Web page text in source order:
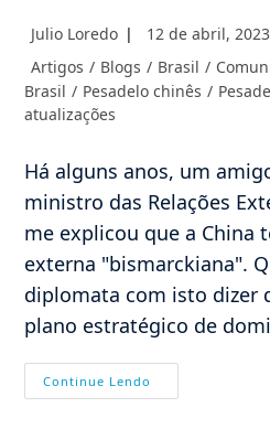
Autor
post:
Julio Loredo
Post
12 de abril, 2023
Categoria
do
post:
Artigos / Blogs / Brasil /
Brasil / Pesadelo chinês /
atualizações
Há alguns anos, um
ministro das Relações
me explicou que a China
externa "bismarckiana".
diplomata com isto dizer
plano estratégico de
Continue Lendo
China